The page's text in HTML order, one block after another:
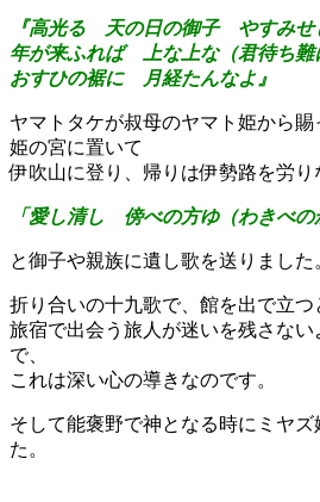
『高光る 天の日の御子 やすみ
年が来ふれば 上な上な（君待ち
おすひの裾に 月経たんなよ』
ヤマトタケが叔母のヤマト姫から
姫の宮に置いて
伊吹山に登り、帰りは伊勢路を労
「愛し清し 傍べの方ゆ（わきべ
と御子や親族に遺し歌を送りました
折り合いの十九歌で、館を出で立つ
旅宿で出会う旅人が迷いを残さな
で、
これは深い心の導きなのです。
そして能褒野で神となる時にミヤ
た。